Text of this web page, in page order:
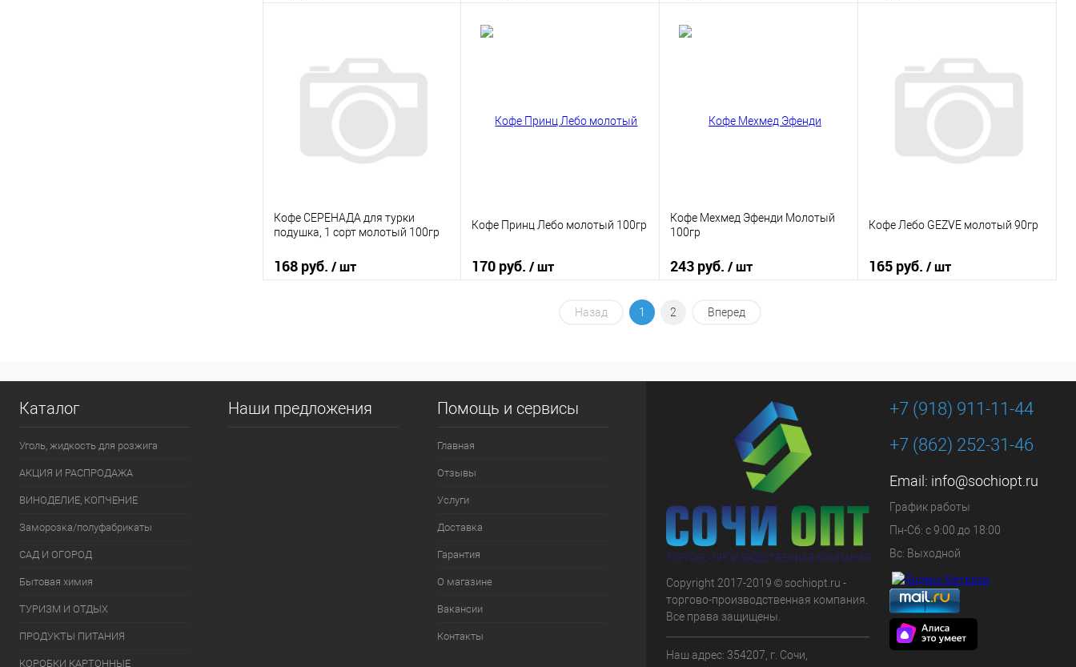
Купить в 1 клик
К сравнению
В избранное
В наличии
Купить в 1 клик
К сравнению
В избранное
В наличии
Кофе СЕРЕНАДА для турки
подушка, 1 сорт молотый 100гр
168 руб. / шт
В избранное
В наличии
Кофе Принц Лебо молотый 100гр
170 руб. / шт
В корзину
В избранное
В наличии
Кофе Мехмед Эфенди Молотый
100гр
243 руб. / шт
В корзину
В избранное
В наличии
Кофе Лебо GEZVE молотый 90гр
165 руб. / шт
В избранное
В наличии
Назад 1 2 Вперед
Каталог
Уголь, жидкость для розжига
АКЦИЯ И РАСПРОДАЖА
ВИНОДЕЛИЕ, КОПЧЕНИЕ
Заморозка/полуфабрикаты
САД И ОГОРОД
Бытовая химия
ТУРИЗМ И ОТДЫХ
ПРОДУКТЫ ПИТАНИЯ
КОРОБКИ КАРТОННЫЕ
Наши предложения Помощь и сервисы
Главная
Отзывы
Услуги
Доставка
Гарантия
О магазине
Вакансии
Контакты
Copyright 2017-2019 © sochiopt.ru -
торгово-производственная компания.
Все права защищены.
Наш адрес: 354207, г. Сочи,
+7 (918) 911-11-44
+7 (862) 252-31-46
Email: info@sochiopt.ru
График работы
Пн-Сб: с 9:00 до 18:00
Вс: Выходной